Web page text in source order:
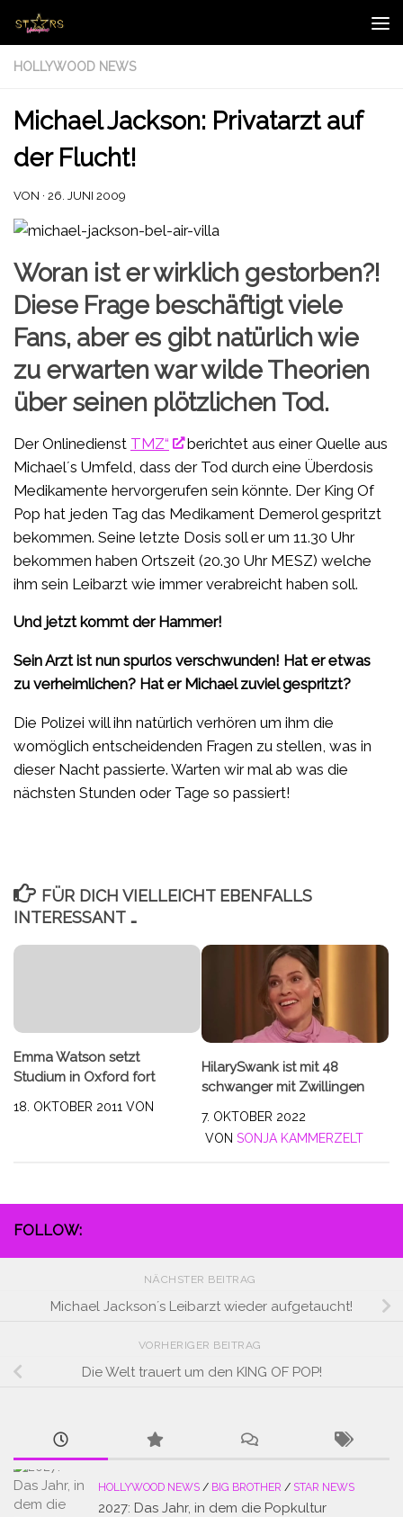
Zum Inhalt springen
HOLLYWOOD NEWS
Michael Jackson: Privatarzt auf
der Flucht!
VON · 26. JUNI 2009
Woran ist er wirklich gestorben?!
Diese Frage beschäftigt viele
Fans, aber es gibt natürlich wie
zu erwarten war wilde Theorien
über seinen plötzlichen Tod.
Der Onlinedienst TMZ“
berichtet aus einer Quelle aus
Michael´s Umfeld, dass der Tod durch eine Überdosis
Medikamente hervorgerufen sein könnte. Der King Of
Pop hat jeden Tag das Medikament Demerol gespritzt
bekommen. Seine letzte Dosis soll er um 11.30 Uhr
bekommen haben Ortszeit (20.30 Uhr MESZ) welche
ihm sein Leibarzt wie immer verabreicht haben soll.
Und jetzt kommt der Hammer!
Sein Arzt ist nun spurlos verschwunden! Hat er etwas
zu verheimlichen? Hat er Michael zuviel gespritzt?
Die Polizei will ihn natürlich verhören um ihm die
womöglich entscheidenden Fragen zu stellen, was in
dieser Nacht passierte. Warten wir mal ab was die
nächsten Stunden oder Tage so passiert!
FÜR DICH VIELLEICHT EBENFALLS
INTERESSANT …
Emma Watson setzt
Studium in Oxford fort
18. OKTOBER 2011 VON
HilarySwank ist mit 48
schwanger mit Zwillingen
7. OKTOBER 2022
VON SONJA KAMMERZELT
FOLLOW:
NÄCHSTER BEITRAG
Michael Jackson´s Leibarzt wieder aufgetaucht!
VORHERIGER BEITRAG
Die Welt trauert um den KING OF POP!
HOLLYWOOD NEWS / BIG BROTHER / STAR NEWS
2027: Das Jahr, in dem die Popkultur